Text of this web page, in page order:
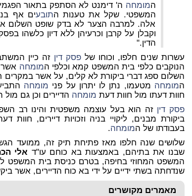
המומחה ה' דימנט לא הסתפק בתאור
המשפטי. שקל את טענות התובעים אף
אלה. למרבה הצער לא בדק שופט השלום
וקבלן על קרבן וכרעיהן ללא דיון כלשהו
הדין."
עשרות שנים חלפו, וכוחו של פסק דין זה כיין
הנוקבים כלפי בית המשפט קמא וכלפי המומחה אשר
השלום ספג דברי ביקורת לא קלים, על אשר במקרים
המומחה מטעמו, נתן לו יתרון על פני מומחה
חוות דעתו מול חוות דעת מומחה הדיירים וכן גם מול
פסק דין זה הוא בעל עוצמה משפטית והינו רב
ביקורת מבנים, ליקויי בניה וזכויות דיירים, חוות
בעבודתו של המומחה.
שלושים שנה חלפו מאז פתיחת תיק זה, ממועד
שבנו את בתיהם, באמצעות בא כוחם עו"ד אלי
המשפט המחוזי בחיפה, בטרם כניסת בית המשפט
שנדחתה בשתי ידיים על ידי בא כוח הדיירים, אשר
מאמרים מקושרים